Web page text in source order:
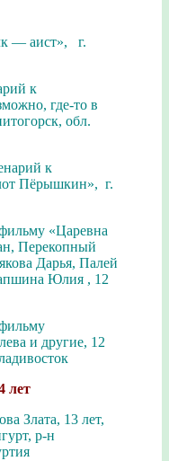
— аист», г.
к
где-то в
обл.
к
Пёрышкин», г.
«Царевна
Перекопный
Дарья, Палей
Юлия , 12
и другие, 12
лет
Злата, 13 лет,
р-н